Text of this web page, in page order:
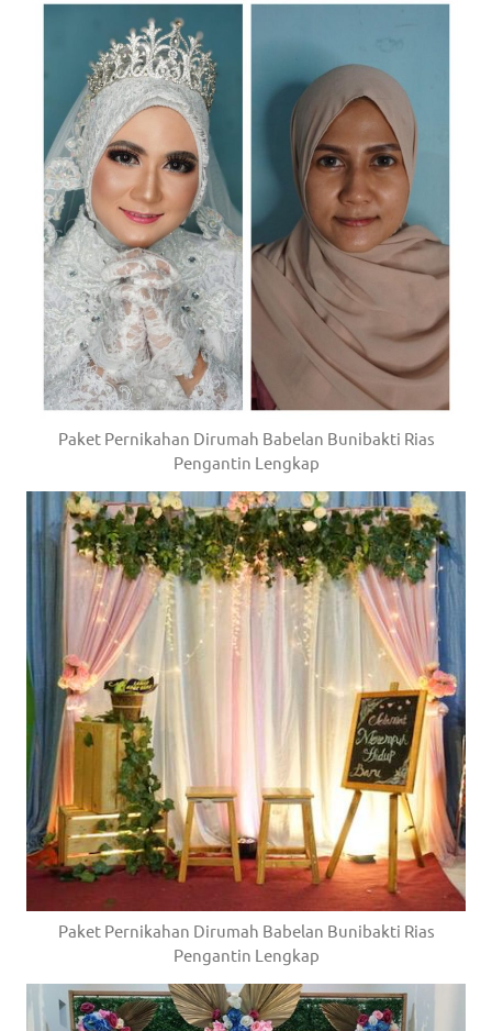
Paket Pernikahan Dirumah Babelan Bunibakti Rias
Pengantin Lengkap
Paket Pernikahan Dirumah Babelan Bunibakti Rias
Pengantin Lengkap